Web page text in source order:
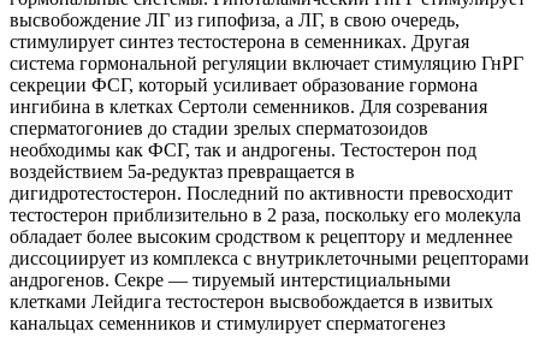
высвобождение ЛГ из гипофиза, а ЛГ, в свою очередь,
стимулирует синтез тестостерона в семенниках. Другая
система гормональной регуляции включает стимуляцию ГнРГ
секреции ФСГ, который усиливает образование гормона
ингибина в клетках Сертоли семенников. Для созревания
сперматогониев до стадии зрелых сперматозоидов
необходимы как ФСГ, так и андрогены. Тестостерон под
воздействием 5а-редуктаз превращается в
дигидротестостерон. Последний по активности превосходит
тестостерон приблизительно в 2 раза, поскольку его молекула
обладает более высоким сродством к рецептору и медленнее
диссоциирует из комплекса с внутриклеточными рецепторами
андрогенов. Секре — тируемый интерстициальными
клетками Лейдига тестостерон высвобождается в извитых
канальцах семенников и стимулирует сперматогенез